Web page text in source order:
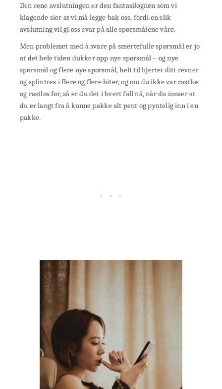
Den rene avslutningen er den fantasiløgnen som vi
klagende sier at vi må legge bak oss, fordi en slik
avslutning vil gi oss svar på alle spørsmålene våre.
Men problemet med å svare på smertefulle spørsmål er jo
at det hele tiden dukker opp nye spørsmål – og nye
spørsmål og flere nye spørsmål, helt til hjertet ditt revner
og splintres i flere og flere biter, og om du ikke var rastløs
og rastløs før, så er du det i hvert fall nå, når du innser at
du er langt fra å kunne pakke alt pent og pyntelig inn i en
pakke.